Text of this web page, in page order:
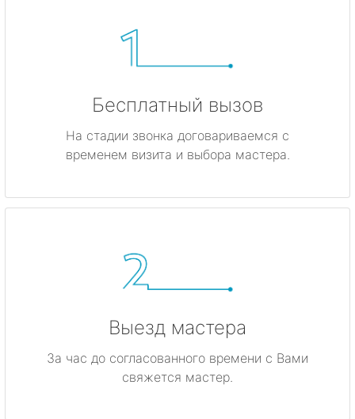
Бесплатный вызов
На стадии звонка договариваемся с
временем визита и выбора мастера.
Выезд мастера
За час до согласованного времени с Вами
свяжется мастер.